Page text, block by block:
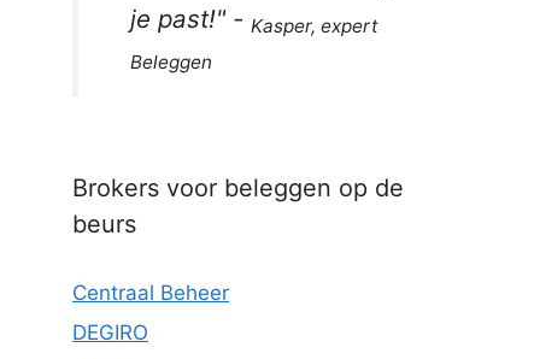
je past!" - Kasper, expert
Beleggen
Brokers voor beleggen op de
beurs
Centraal Beheer
DEGIRO